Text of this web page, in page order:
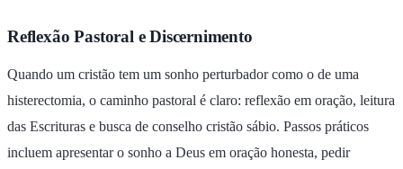
Reflexão Pastoral e Discernimento
Quando um cristão tem um sonho perturbador como o de uma
histerectomia, o caminho pastoral é claro: reflexão em oração, leitura
das Escrituras e busca de conselho cristão sábio. Passos práticos
incluem apresentar o sonho a Deus em oração honesta, pedir